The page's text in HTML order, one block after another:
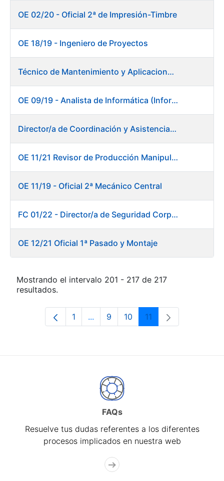
OE 02/20 - Oficial 2ª de Impresión-Timbre
OE 18/19 - Ingeniero de Proyectos
Técnico de Mantenimiento y Aplicaciones Industriales - Centro de trabajo de Burgos
OE 09/19 - Analista de Informática (Informática)
Director/a de Coordinación y Asistencia Técnica a la Presidencia -Dirección General
OE 11/21 Revisor de Producción Manipulado Timbre
OE 11/19 - Oficial 2ª Mecánico Central
FC 01/22 - Director/a de Seguridad Corporativa
OE 12/21 Oficial 1ª Pasado y Montaje
Mostrando el intervalo 201 - 217 de 217
resultados.
Página
1 ...Páginas intermedias Use TAB para
Página
9 Página
10 Página
11
FAQs
Resuelve tus dudas referentes a los diferentes
procesos implicados en nuestra web